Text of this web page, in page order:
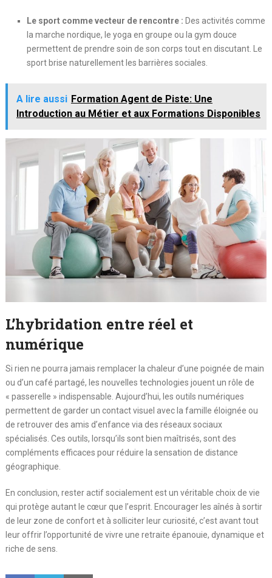
Le sport comme vecteur de rencontre : Des activités comme
la marche nordique, le yoga en groupe ou la gym douce
permettent de prendre soin de son corps tout en discutant. Le
sport brise naturellement les barrières sociales.
A lire aussi Formation Agent de Piste: Une
Introduction au Métier et aux Formations Disponibles
L’hybridation entre réel et
numérique
Si rien ne pourra jamais remplacer la chaleur d’une poignée de main
ou d’un café partagé, les nouvelles technologies jouent un rôle de
« passerelle » indispensable. Aujourd’hui, les outils numériques
permettent de garder un contact visuel avec la famille éloignée ou
de retrouver des amis d’enfance via des réseaux sociaux
spécialisés. Ces outils, lorsqu’ils sont bien maîtrisés, sont des
compléments efficaces pour réduire la sensation de distance
géographique.
En conclusion, rester actif socialement est un véritable choix de vie
qui protège autant le cœur que l’esprit. Encourager les aînés à sortir
de leur zone de confort et à solliciter leur curiosité, c’est avant tout
leur offrir l’opportunité de vivre une retraite épanouie, dynamique et
riche de sens.